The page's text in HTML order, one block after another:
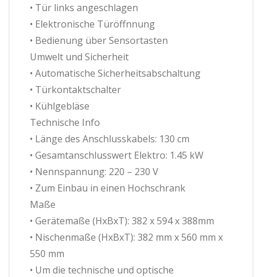
• Tür links angeschlagen
• Elektronische Türöffnnung
• Bedienung über Sensortasten
Umwelt und Sicherheit
• Automatische Sicherheitsabschaltung
• Türkontaktschalter
• Kühlgebläse
Technische Info
• Länge des Anschlusskabels: 130 cm
• Gesamtanschlusswert Elektro: 1.45 kW
• Nennspannung: 220 – 230 V
• Zum Einbau in einen Hochschrank
Maße
• Gerätemaße (HxBxT): 382 x 594 x 388mm
• Nischenmaße (HxBxT): 382 mm x 560 mm x
550 mm
• Um die technische und optische